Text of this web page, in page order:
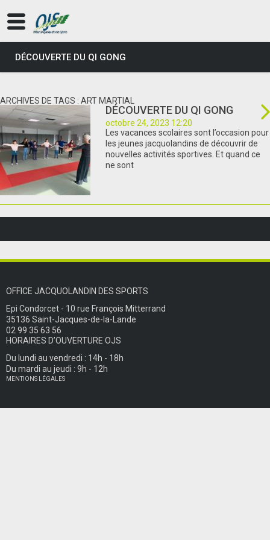
DÉCOUVERTE DU QI GONG
ARCHIVES DE TAGS : ART MARTIAL
DÉCOUVERTE DU QI GONG
octobre 24, 2023 12:20
Les vacances scolaires sont l’occasion pour
les jeunes jacquolandins de découvrir de
nouvelles activités sportives. Et quand ce
ne sont
OFFICE JACQUOLANDIN DES SPORTS
Epi Condorcet - 10 rue François Mitterrand
35136 Saint-Jacques-de-la-Lande
02 99 35 63 56
HORAIRES D’OUVERTURE OJS
Du lundi au vendredi : 14h - 18h
Du mardi au jeudi : 9h - 12h
MENTIONS LÉGALES